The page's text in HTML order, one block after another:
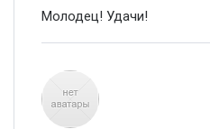
Молодец! Удачи!